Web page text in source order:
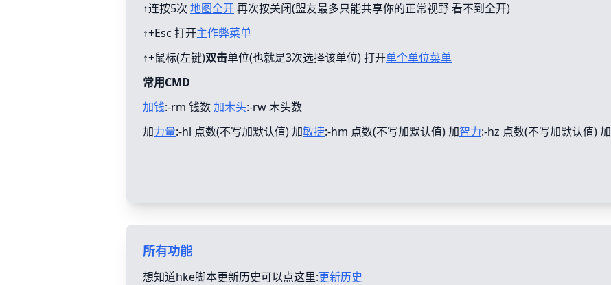
↑连按5次 地图全开再次按关闭(盟友最多只能共享你的正常视野 看不到全开)
↑+Esc 打开主作弊菜单
↑+鼠标(左键)双击单位(也就是3次选择该单位) 打开单个单位菜单
常用CMD
加钱:-rm 钱数加木头:-rw 木头数
加力量:-hl 点数(不写加默认值) 加敏捷:-hm 点数(不写加默认值) 加智力:-hz 点数(不写加默认值) 加
所有功能
想知道hke脚本更新历史可以点这里:更新历史